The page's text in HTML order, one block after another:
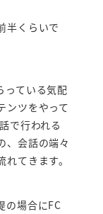
半くらいで
っている気配
ンツをやって
で行われる
、会話の端々
てきます。
の場合にFC